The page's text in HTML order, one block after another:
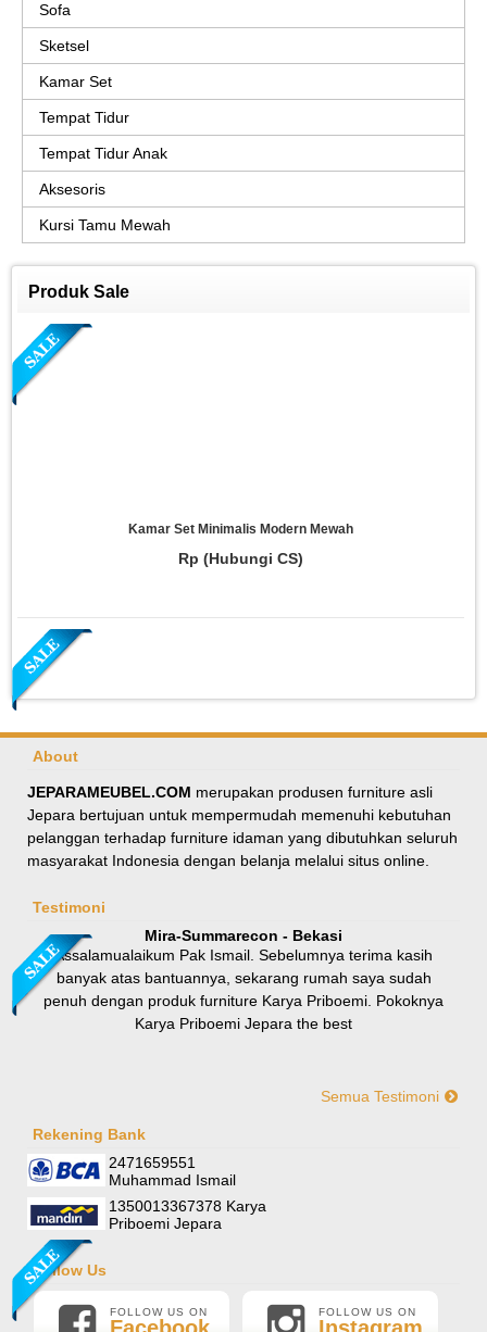
Sofa
Sketsel
Kamar Set
Tempat Tidur
Tempat Tidur Anak
Aksesoris
Kursi Tamu Mewah
Produk Sale
Kamar Set Minimalis Modern Mewah
Rp (Hubungi CS)
Meja Makan Oval Minimalis Kursi Silang
Rp 8.100.0009.000.000
Rp (Hubungi CS)
About
JEPARAMEUBEL.COM merupakan produsen furniture asli
Jepara bertujuan untuk mempermudah memenuhi kebutuhan
pelanggan terhadap furniture idaman yang dibutuhkan seluruh
masyarakat Indonesia dengan belanja melalui situs online.
Testimoni
Mira-Summarecon - Bekasi
Assalamualaikum Pak Ismail. Sebelumnya terima kasih
banyak atas bantuannya, sekarang rumah saya sudah
penuh dengan produk furniture Karya Priboemi. Pokoknya
Karya Priboemi Jepara the best
Hallo mas ismail, terima kasih banyak ya. Barang furniture
kasih banyak mas mail.
Semua Testimoni
Rekening Bank
2471659551
Muhammad Ismail
1350013367378 Karya
Priboemi Jepara
Follow Us
FOLLOW US ON FOLLOW US ON